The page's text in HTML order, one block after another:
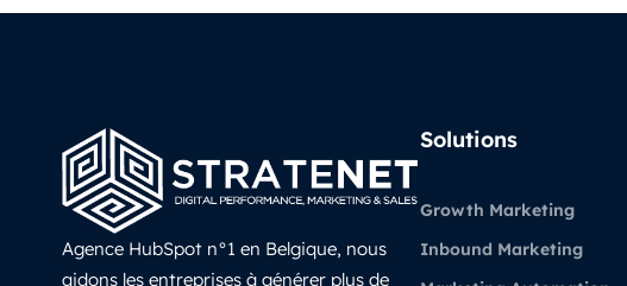
Agence HubSpot n°1 en Belgique, nous
aidons les entreprises à générer plus de
Solutions
Growth Marketing
Inbound Marketing